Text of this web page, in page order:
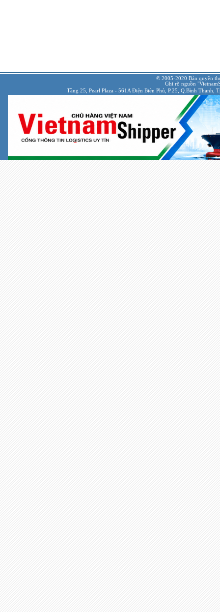
© 2005-2020 Bản quyền
Ghi rõ nguồn
Tầng 25, Pearl Plaza - 561A Điện Biên Phủ, P.25, Q.Bình